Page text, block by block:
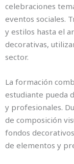
celebraciones
eventos sociales.
y estilos hasta el
decorativas,
sector.
La formación
estudiante pueda
y profesionales.
de composición
fondos
de elementos y